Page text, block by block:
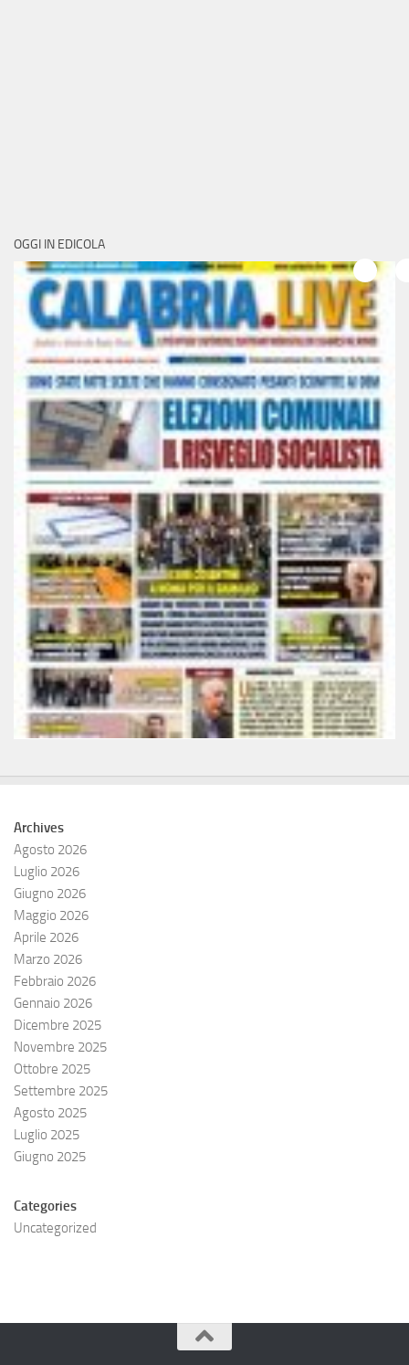
OGGI IN EDICOLA
Archives
Agosto 2026
Luglio 2026
Giugno 2026
Maggio 2026
Aprile 2026
Marzo 2026
Febbraio 2026
Gennaio 2026
Dicembre 2025
Novembre 2025
Ottobre 2025
Settembre 2025
Agosto 2025
Luglio 2025
Giugno 2025
Categories
Uncategorized